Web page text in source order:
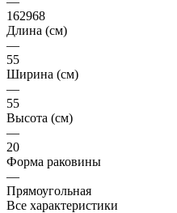
162968
Длина (см)
—
55
Ширина (см)
—
55
Высота (см)
—
20
Форма раковины
—
Прямоугольная
Все характеристики